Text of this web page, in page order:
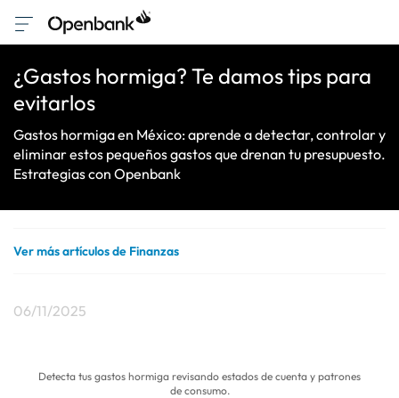
¿Gastos hormiga? Te damos tips para
evitarlos
Gastos hormiga en México: aprende a detectar, controlar y
eliminar estos pequeños gastos que drenan tu presupuesto.
Estrategias con Openbank
Ver más artículos de Finanzas
06/11/2025
Detecta tus gastos hormiga revisando estados de cuenta y patrones
de consumo.